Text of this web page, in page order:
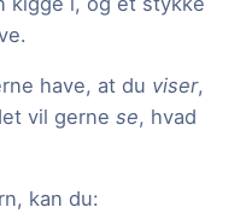
have, at du viser,
vil gerne se, hvad
kan du: